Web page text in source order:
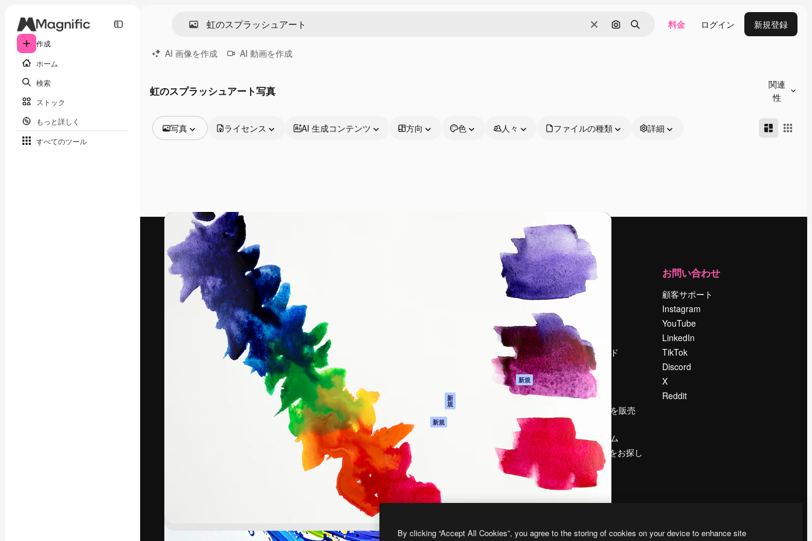
作成
ホーム
検索
ストック
もっと詳しく
すべてのツール
消去 画像で検索
検索 料金 ログイン 新規登録
AI 画像を作成 AI 動画を作成
虹のスプラッシュアート写真
関連
性
写真
動画
モーショングラフィックス
動画テンプレート
アイコン
3D モデル
フォント
ライセンス AI 生成コンテンツ 方向 色 人々 ファイルの種類 詳細
最高のクリエイティブ制作を導くためのプラ
ットフォーム。クリエイター、企業、代理
店、スタジオを含む100万人以上が利用して
います。
日本語
Claude/ChatGPT
新
規
エージェント 新規
API
モバイルアプリ
すべてのMagnificツ
ール
はじめに
Academy
サポート
利用規約
プライバシーポリ
オリジナル 新規
クッキーポリシー
アフィリエイト
運営
料金
Reviews
採用情報
検索トレンド
ブログ
イベント
Slidesgo
コンテンツを販売
する
プレスルーム
magnific.aiをお探し
ですか？
お問い合わせ
顧客サポート
Instagram
YouTube
LinkedIn
TikTok
Discord
X
Reddit
Freepik Company S.L.U.無断複写・転載を禁じます
By clicking “Accept All Cookies”, you agree to the storing of cookies on your device to enhance site